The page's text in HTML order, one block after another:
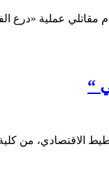
عملية «درع
“